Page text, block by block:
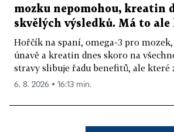
mozku nepomohou, kreatin
skvělých výsledků. Má to ale
Hořčík na spaní, omega-3 pro
únavě a kreatin dnes skoro na
stravy slibuje řadu benefitů, ale které
6. 8. 2026 ▪ 16:13 min.